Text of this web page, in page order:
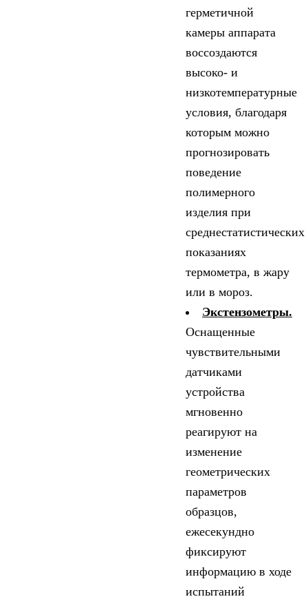
герметичной
камеры аппарата
воссоздаются
высоко- и
низкотемпературные
условия, благодаря
которым можно
прогнозировать
поведение
полимерного
изделия при
среднестатистических
показаниях
термометра, в жару
или в мороз.
Экстензометры.
Оснащенные
чувствительными
датчиками
устройства
мгновенно
реагируют на
изменение
геометрических
параметров
образцов,
ежесекундно
фиксируют
информацию в ходе
испытаний